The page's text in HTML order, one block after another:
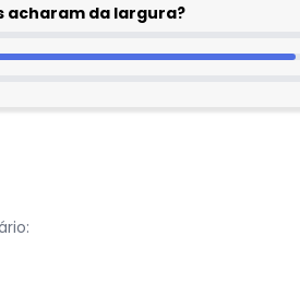
acharam da largura?